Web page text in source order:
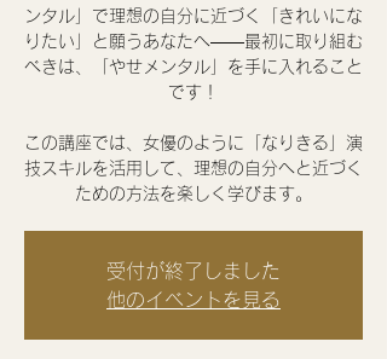
ンタル」で理想の自分に近づく「きれいにな
りたい」と願うあなたへ――最初に取り組む
べきは、「やせメンタル」を手に入れること
です！
この講座では、女優のように「なりきる」演
技スキルを活用して、理想の自分へと近づく
ための方法を楽しく学びます。
受付が終了しました
他のイベントを見る